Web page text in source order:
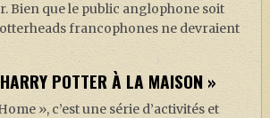
Bien que le public anglophone soit
francophones ne devraient
POTTER À LA MAISON »
», c’est une série d’activités et